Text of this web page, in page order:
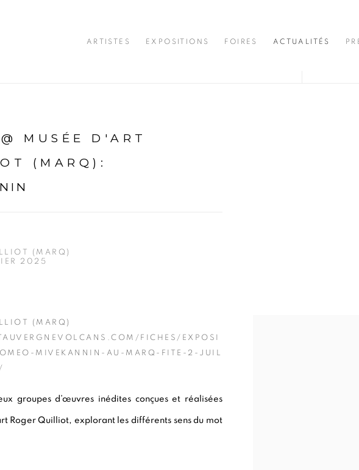
ARTISTES EXPOSITIONS FOIRES ACTUALITÉS
MUSÉE D'ART
(MARQ) :
(MARQ)
2025
(MARQ)
FICHES/EXPOSI
MIVEKANNIN-AU-MARQ-FITE-2-JUIL
groupes d’œuvres inédites conçues et réalisées
Roger Quilliot, explorant les différents sens du mot